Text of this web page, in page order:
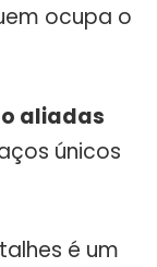
ocupa o
aliadas
únicos
é um